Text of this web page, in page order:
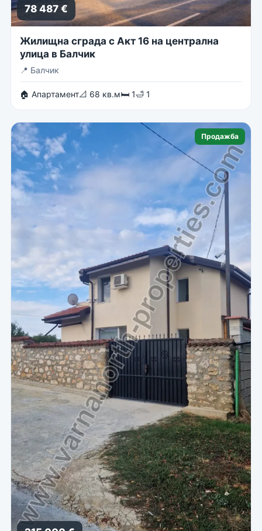
78 487 €
Жилищна сграда с Акт 16 на централна
улица в Балчик
📍 Балчик
🏠 Апартамент📐 68 кв.м🛏 1🛁 1
Продажба